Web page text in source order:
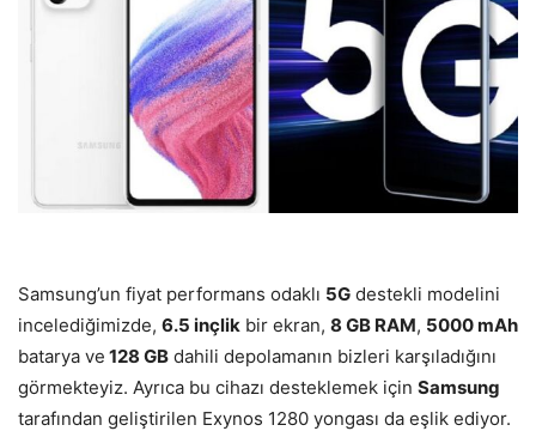
Samsung’un fiyat performans odaklı 5G destekli modelini
incelediğimizde, 6.5 inçlik bir ekran, 8 GB RAM, 5000 mAh
batarya ve 128 GB dahili depolamanın bizleri karşıladığını
görmekteyiz. Ayrıca bu cihazı desteklemek için Samsung
tarafından geliştirilen Exynos 1280 yongası da eşlik ediyor.